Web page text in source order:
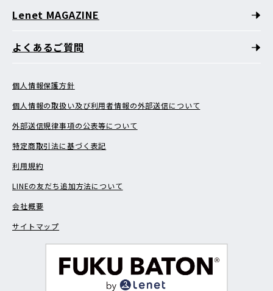
Lenet MAGAZINE
よくあるご質問
個人情報保護方針
個人情報の取扱い及び利用者情報の外部送信について
外部送信規律事項の公表等について
特定商取引法に基づく表記
利用規約
LINEの友だち追加方法について
会社概要
サイトマップ